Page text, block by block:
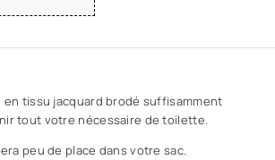
tissu jacquard brodé suffisamment
tout votre nécessaire de toilette.
peu de place dans votre sac.